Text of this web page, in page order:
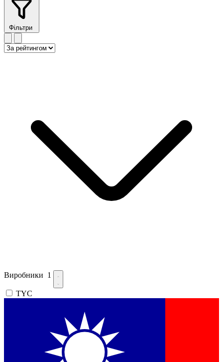
Фільтри
Виробники 1
TYC